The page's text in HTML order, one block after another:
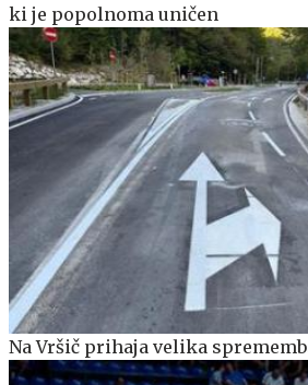
ki je popolnoma uničen
Na Vršič prihaja velika